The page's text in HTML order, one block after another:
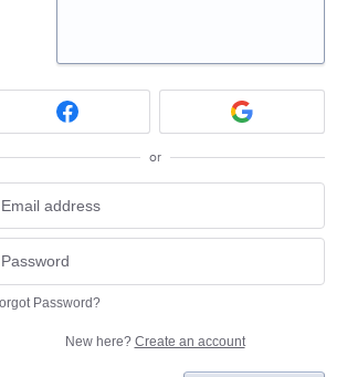
or
Password?
New here? Create an account